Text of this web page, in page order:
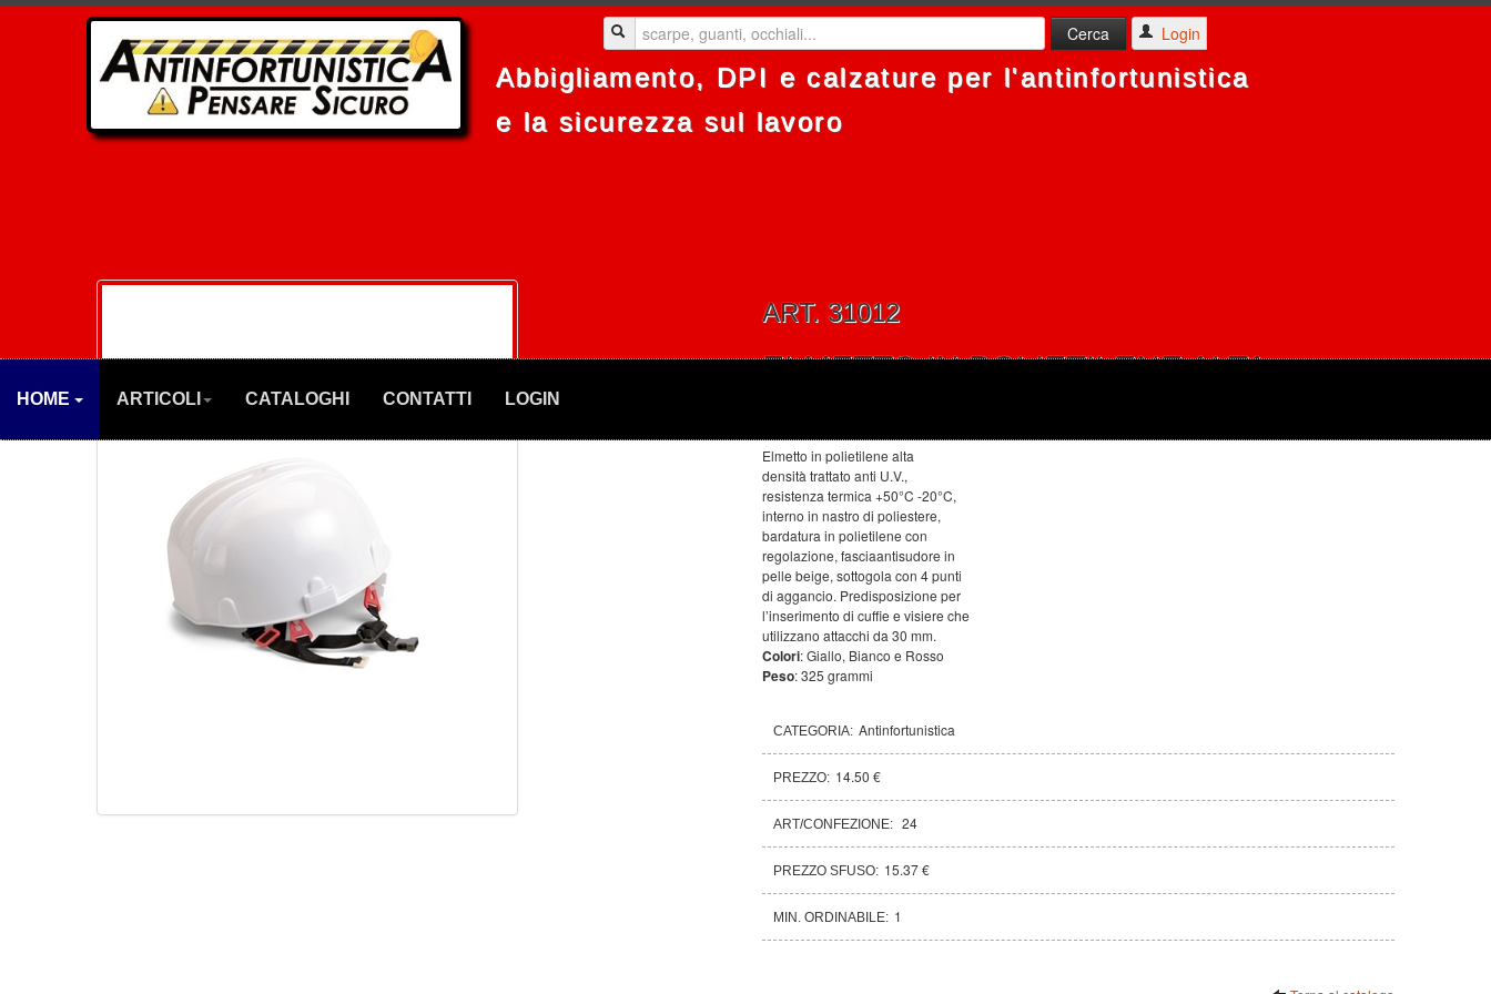
Login
HOME ARTICOLI CATALOGHI CONTATTI LOGIN
Abbigliamento, DPI e calzature per l'antinfortunistica
e la sicurezza sul lavoro
ART. 31012
ELMETTO IN POLIETILENE ALTA
Elmetto in polietilene alta
densità trattato anti U.V.,
resistenza termica +50°C -20°C,
interno in nastro di poliestere,
bardatura in polietilene con
regolazione, fasciaantisudore in
pelle beige, sottogola con 4 punti
di aggancio. Predisposizione per
l’inserimento di cuffie e visiere che
utilizzano attacchi da 30 mm.
Colori: Giallo, Bianco e Rosso
Peso: 325 grammi
CATEGORIA: Antinfortunistica
PREZZO: 14.50 €
ART/CONFEZIONE: 24
PREZZO SFUSO: 15.37 €
MIN. ORDINABILE: 1